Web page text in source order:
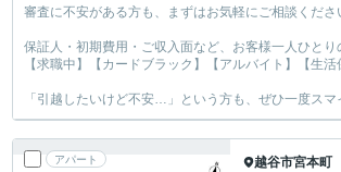
審査に不安がある方も、まずはお気軽にご相談くださ
保証人・初期費用・ご収入面など、お客様一人ひとり
【求職中】【カードブラック】【アルバイト】【生
「引越したいけど不安…」という方も、ぜひ一度ス
アパート 越谷市宮本町